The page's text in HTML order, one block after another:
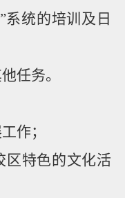
”系统的培训及日
任务。
作；
区特色的文化活